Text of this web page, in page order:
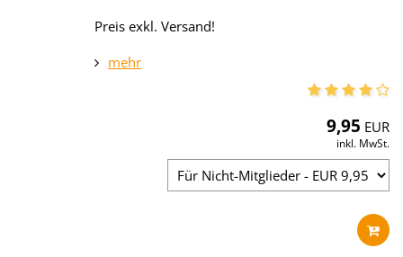
Preis exkl. Versand!
mehr
9,95 EUR
inkl. MwSt.